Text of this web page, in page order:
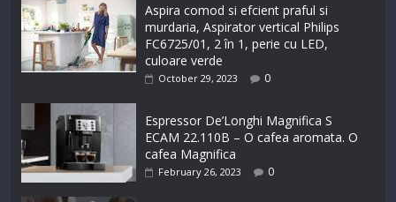
Aspira comod si efcient praful si
murdaria, Aspirator vertical Philips
FC6725/01, 2 în 1, perie cu LED,
culoare verde
October 29, 2023 0
Espressor De’Longhi Magnifica S
ECAM 22.110B – O cafea aromata. O
cafea Magnifica
February 26, 2023 0